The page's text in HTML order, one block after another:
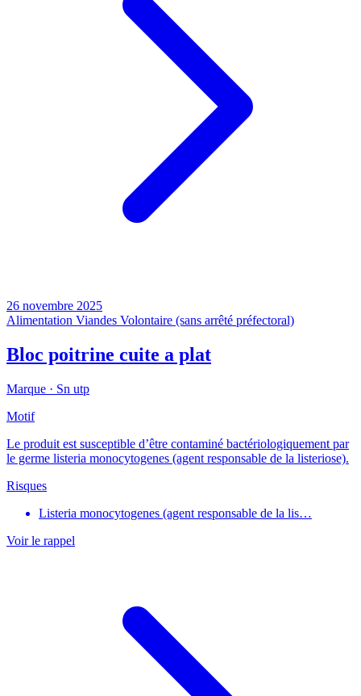
26 novembre 2025
Alimentation Viandes Volontaire (sans arrêté préfectoral)
Bloc poitrine cuite a plat
Marque · Sn utp
Motif
Le produit est susceptible d’être contaminé bactériologiquement par
le germe listeria monocytogenes (agent responsable de la listeriose).
Risques
Listeria monocytogenes (agent responsable de la lis…
Voir le rappel